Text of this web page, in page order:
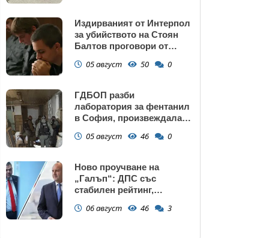
Издирваният от Интерпол
за убийството на Стоян
Балтов проговори от
05 август 50 0
ГДБОП разби
лаборатория за фентанил
в София, произвеждала
(снимки)
05 август 46 0
Ново проучване на
„Галъп“: ДПС със
стабилен рейтинг,
запазва
06 август 46 3